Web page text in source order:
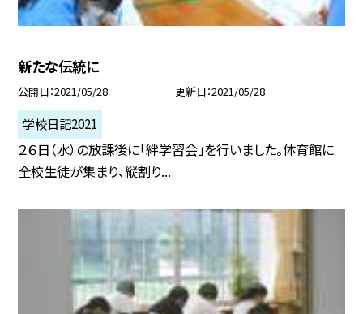
新たな伝統に
公開日 2021/05/28 更新日 2021/05/28
学校日記2021
２６日（水）の放課後に「絆学習会」を行いました。体育館に
全校生徒が集まり、縦割り...